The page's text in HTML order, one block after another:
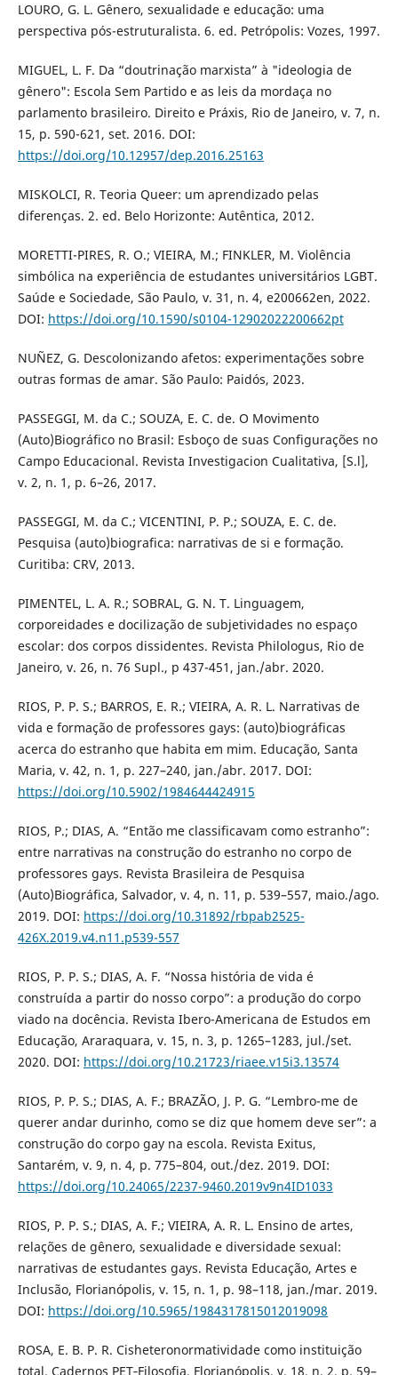
LOURO, G. L. Gênero, sexualidade e educação: uma
perspectiva pós-estruturalista. 6. ed. Petrópolis: Vozes, 1997.
MIGUEL, L. F. Da “doutrinação marxista” à "ideologia de
gênero": Escola Sem Partido e as leis da mordaça no
parlamento brasileiro. Direito e Práxis, Rio de Janeiro, v. 7, n.
15, p. 590-621, set. 2016. DOI:
https://doi.org/10.12957/dep.2016.25163
MISKOLCI, R. Teoria Queer: um aprendizado pelas
diferenças. 2. ed. Belo Horizonte: Autêntica, 2012.
MORETTI-PIRES, R. O.; VIEIRA, M.; FINKLER, M. Violência
simbólica na experiência de estudantes universitários LGBT.
Saúde e Sociedade, São Paulo, v. 31, n. 4, e200662en, 2022.
DOI: https://doi.org/10.1590/s0104-12902022200662pt
NUÑEZ, G. Descolonizando afetos: experimentações sobre
outras formas de amar. São Paulo: Paidós, 2023.
PASSEGGI, M. da C.; SOUZA, E. C. de. O Movimento
(Auto)Biográfico no Brasil: Esboço de suas Configurações no
Campo Educacional. Revista Investigacion Cualitativa, [S.l],
v. 2, n. 1, p. 6–26, 2017.
PASSEGGI, M. da C.; VICENTINI, P. P.; SOUZA, E. C. de.
Pesquisa (auto)biografica: narrativas de si e formação.
Curitiba: CRV, 2013.
PIMENTEL, L. A. R.; SOBRAL, G. N. T. Linguagem,
corporeidades e docilização de subjetividades no espaço
escolar: dos corpos dissidentes. Revista Philologus, Rio de
Janeiro, v. 26, n. 76 Supl., p 437-451, jan./abr. 2020.
RIOS, P. P. S.; BARROS, E. R.; VIEIRA, A. R. L. Narrativas de
vida e formação de professores gays: (auto)biográficas
acerca do estranho que habita em mim. Educação, Santa
Maria, v. 42, n. 1, p. 227–240, jan./abr. 2017. DOI:
https://doi.org/10.5902/1984644424915
RIOS, P.; DIAS, A. “Então me classificavam como estranho”:
entre narrativas na construção do estranho no corpo de
professores gays. Revista Brasileira de Pesquisa
(Auto)Biográfica, Salvador, v. 4, n. 11, p. 539–557, maio./ago.
2019. DOI: https://doi.org/10.31892/rbpab2525-
426X.2019.v4.n11.p539-557
RIOS, P. P. S.; DIAS, A. F. “Nossa história de vida é
construída a partir do nosso corpo”: a produção do corpo
viado na docência. Revista Ibero-Americana de Estudos em
Educação, Araraquara, v. 15, n. 3, p. 1265–1283, jul./set.
2020. DOI: https://doi.org/10.21723/riaee.v15i3.13574
RIOS, P. P. S.; DIAS, A. F.; BRAZÃO, J. P. G. “Lembro-me de
querer andar durinho, como se diz que homem deve ser”: a
construção do corpo gay na escola. Revista Exitus,
Santarém, v. 9, n. 4, p. 775–804, out./dez. 2019. DOI:
https://doi.org/10.24065/2237-9460.2019v9n4ID1033
RIOS, P. P. S.; DIAS, A. F.; VIEIRA, A. R. L. Ensino de artes,
relações de gênero, sexualidade e diversidade sexual:
narrativas de estudantes gays. Revista Educação, Artes e
Inclusão, Florianópolis, v. 15, n. 1, p. 98–118, jan./mar. 2019.
DOI: https://doi.org/10.5965/1984317815012019098
ROSA, E. B. P. R. Cisheteronormatividade como instituição
total. Cadernos PET‑Filosofia, Florianópolis, v. 18, n. 2, p. 59–